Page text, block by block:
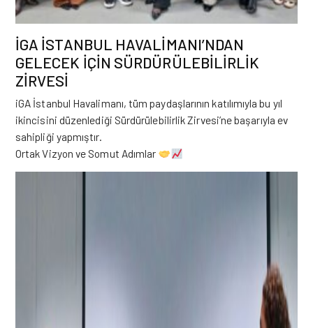
İGA İSTANBUL HAVALİMANI’NDAN
GELECEK İÇİN SÜRDÜRÜLEBİLİRLİK
ZİRVESİ
iGA İstanbul Havalimanı, tüm paydaşlarının katılımıyla bu yıl
ikincisini düzenlediği Sürdürülebilirlik Zirvesi’ne başarıyla ev
sahipliği yapmıştır.
Ortak Vizyon ve Somut Adımlar